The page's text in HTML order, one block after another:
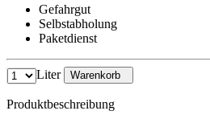
Gefahrgut
Selbstabholung
Paketdienst
Liter Warenkorb
Produktbeschreibung